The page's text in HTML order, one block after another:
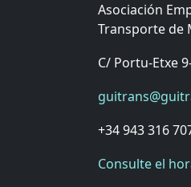
Asociación
Transporte de
C/ Portu-Etxe
+34 943 316
Consulte el